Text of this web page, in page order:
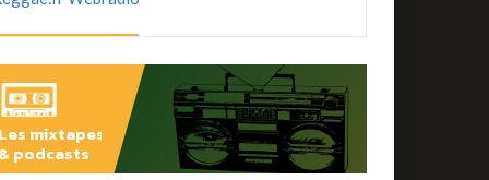
Kultcha B à l'honneur ce jour sur Reggae.fr et
Reggae.fr Webradio
REGGAE FRANÇAIS 4
Le 7 Août 2026
Les mixtapes
& podcasts